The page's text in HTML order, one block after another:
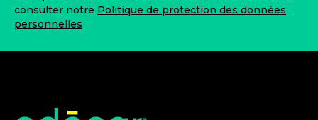
consulter notre Politique de protection des données
personnelles